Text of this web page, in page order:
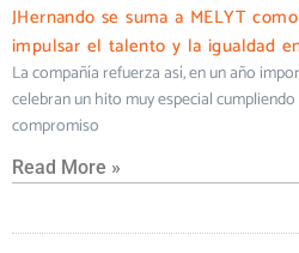
JHernando se suma a MELYT
impulsar el talento y la igualdad
La compañía refuerza así, en un año
celebran un hito muy especial
compromiso
Read More »